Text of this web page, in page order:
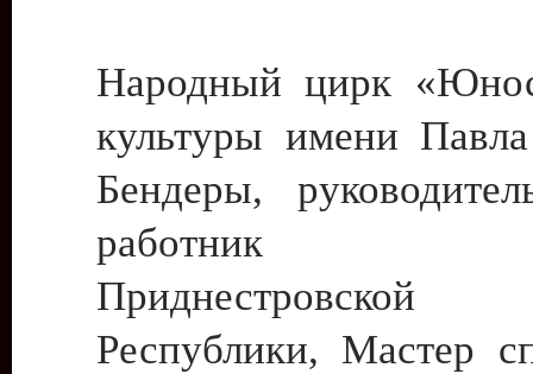
Народный цирк
культуры имени
Бендеры,
работник
Приднестровской
Республики, Мастер